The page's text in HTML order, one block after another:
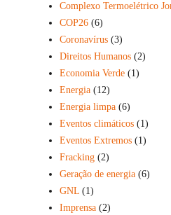
Complexo Termoelétrico
COP26(6)
Coronavírus(3)
Direitos Humanos(2)
Economia Verde(1)
Energia(12)
Energia limpa(6)
Eventos climáticos(1)
Eventos Extremos(1)
Fracking(2)
Geração de energia(6)
GNL(1)
Imprensa(2)